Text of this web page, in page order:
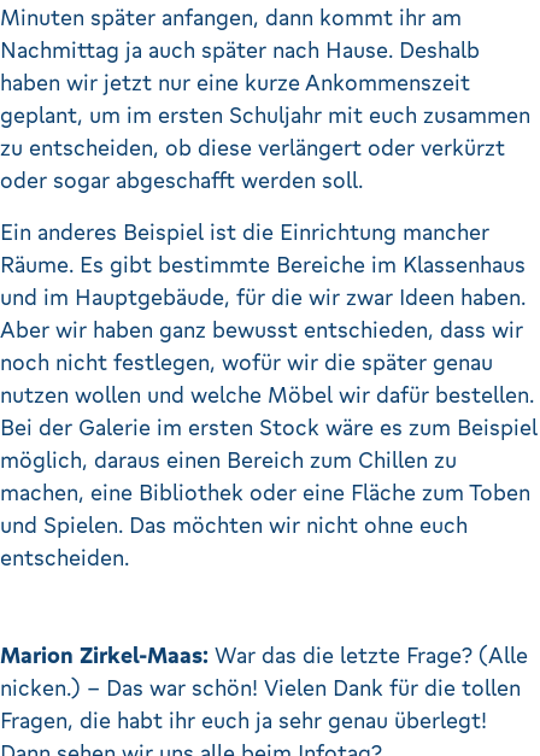
Minuten später anfangen, dann kommt ihr am
Nachmittag ja auch später nach Hause. Deshalb
haben wir jetzt nur eine kurze Ankommenszeit
geplant, um im ersten Schuljahr mit euch zusammen
zu entscheiden, ob diese verlängert oder verkürzt
oder sogar abgeschafft werden soll.
Ein anderes Beispiel ist die Einrichtung mancher
Räume. Es gibt bestimmte Bereiche im Klassenhaus
und im Hauptgebäude, für die wir zwar Ideen haben.
Aber wir haben ganz bewusst entschieden, dass wir
noch nicht festlegen, wofür wir die später genau
nutzen wollen und welche Möbel wir dafür bestellen.
Bei der Galerie im ersten Stock wäre es zum Beispiel
möglich, daraus einen Bereich zum Chillen zu
machen, eine Bibliothek oder eine Fläche zum Toben
und Spielen. Das möchten wir nicht ohne euch
entscheiden.
Marion Zirkel-Maas: War das die letzte Frage? (Alle
nicken.) – Das war schön! Vielen Dank für die tollen
Fragen, die habt ihr euch ja sehr genau überlegt!